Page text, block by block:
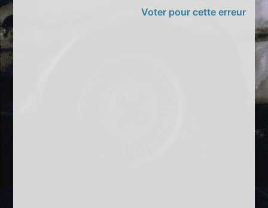
Voter pour cette erreur